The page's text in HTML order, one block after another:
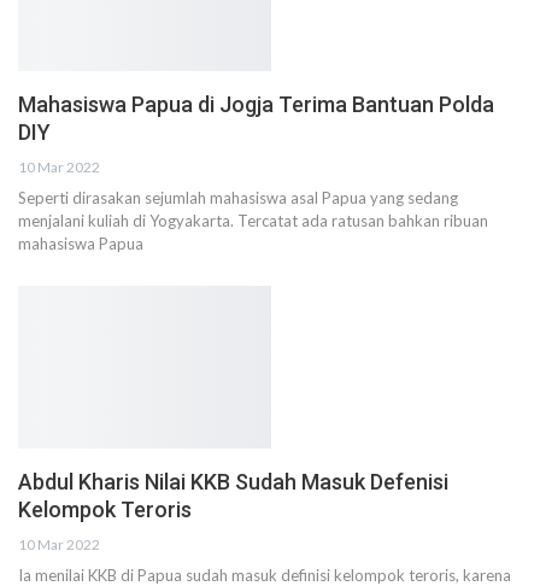
Mahasiswa Papua di Jogja Terima Bantuan Polda
DIY
10 Mar 2022
Seperti dirasakan sejumlah mahasiswa asal Papua yang sedang
menjalani kuliah di Yogyakarta. Tercatat ada ratusan bahkan ribuan
mahasiswa Papua
Abdul Kharis Nilai KKB Sudah Masuk Defenisi
Kelompok Teroris
10 Mar 2022
Ia menilai KKB di Papua sudah masuk definisi kelompok teroris, karena